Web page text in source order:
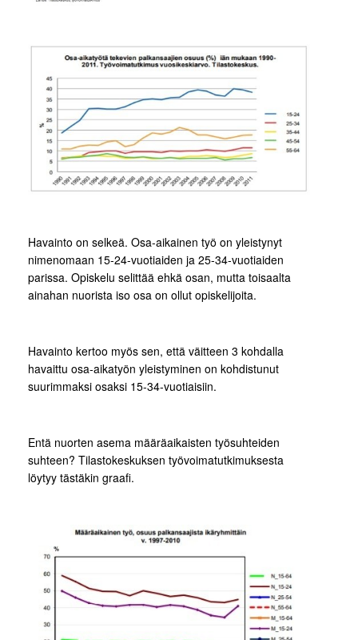
Havainto on selkeä. Osa-aikainen työ on yleistynyt
nimenomaan 15-24-vuotiaiden ja 25-34-vuotiaiden
parissa. Opiskelu selittää ehkä osan, mutta toisaalta
ainahan nuorista iso osa on ollut opiskelijoita.
Havainto kertoo myös sen, että väitteen 3 kohdalla
havaittu osa-aikatyön yleistyminen on kohdistunut
suurimmaksi osaksi 15-34-vuotiaisiin.
Entä nuorten asema määräaikaisten työsuhteiden
suhteen? Tilastokeskuksen työvoimatutkimuksesta
löytyy tästäkin graafi.